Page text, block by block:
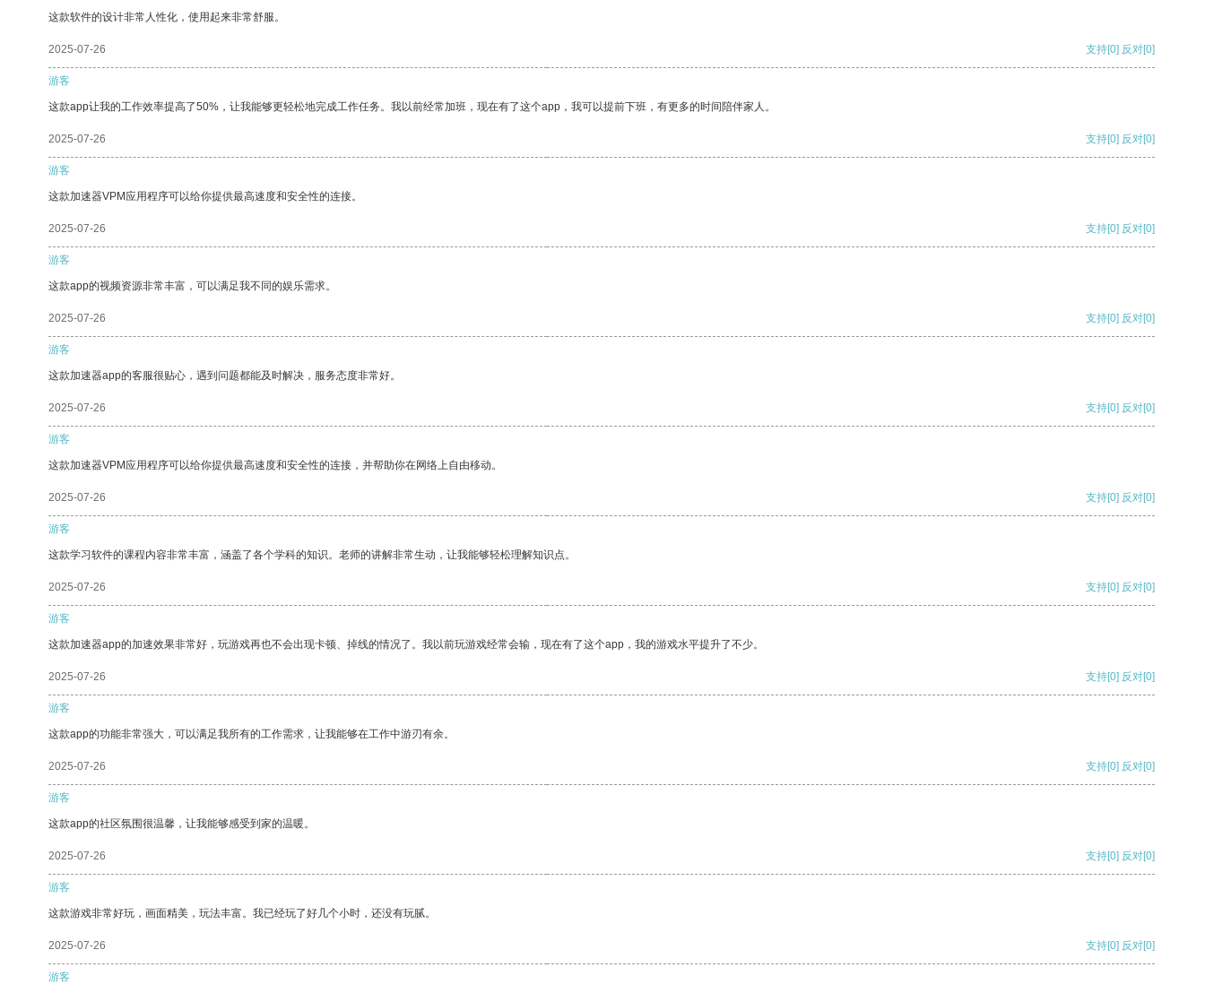
这款软件的设计非常人性化，使用起来非常舒服。
2025-07-26 支持[0] 反对[0]
游客
这款app让我的工作效率提高了50%，让我能够更轻松地完成工作任务。我以前经常加班，现在有了这个app，我可以提前下班，有更多的时间陪伴家人。
2025-07-26 支持[0] 反对[0]
游客
这款加速器VPM应用程序可以给你提供最高速度和安全性的连接。
2025-07-26 支持[0] 反对[0]
游客
这款app的视频资源非常丰富，可以满足我不同的娱乐需求。
2025-07-26 支持[0] 反对[0]
游客
这款加速器app的客服很贴心，遇到问题都能及时解决，服务态度非常好。
2025-07-26 支持[0] 反对[0]
游客
这款加速器VPM应用程序可以给你提供最高速度和安全性的连接，并帮助你在网络上自由移动。
2025-07-26 支持[0] 反对[0]
游客
这款学习软件的课程内容非常丰富，涵盖了各个学科的知识。老师的讲解非常生动，让我能够轻松理解知识点。
2025-07-26 支持[0] 反对[0]
游客
这款加速器app的加速效果非常好，玩游戏再也不会出现卡顿、掉线的情况了。我以前玩游戏经常会输，现在有了这个app，我的游戏水平提升了不少。
2025-07-26 支持[0] 反对[0]
游客
这款app的功能非常强大，可以满足我所有的工作需求，让我能够在工作中游刃有余。
2025-07-26 支持[0] 反对[0]
游客
这款app的社区氛围很温馨，让我能够感受到家的温暖。
2025-07-26 支持[0] 反对[0]
游客
这款游戏非常好玩，画面精美，玩法丰富。我已经玩了好几个小时，还没有玩腻。
2025-07-26 支持[0] 反对[0]
游客